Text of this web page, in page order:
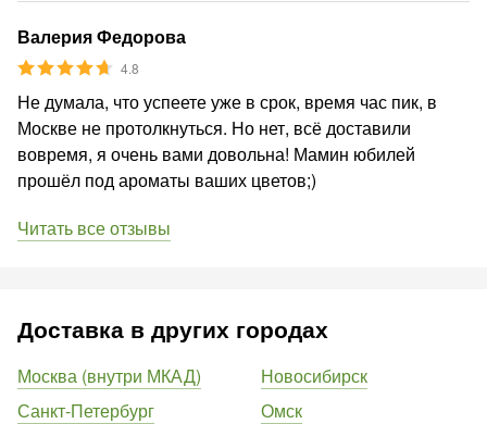
Валерия Федорова
4.8
Не думала, что успеете уже в срок, время час пик, в
Москве не протолкнуться. Но нет, всё доставили
вовремя, я очень вами довольна! Мамин юбилей
прошёл под ароматы ваших цветов;)
Читать все отзывы
Доставка в других городах
Москва (внутри МКАД)
Санкт-Петербург
Новосибирск
Омск